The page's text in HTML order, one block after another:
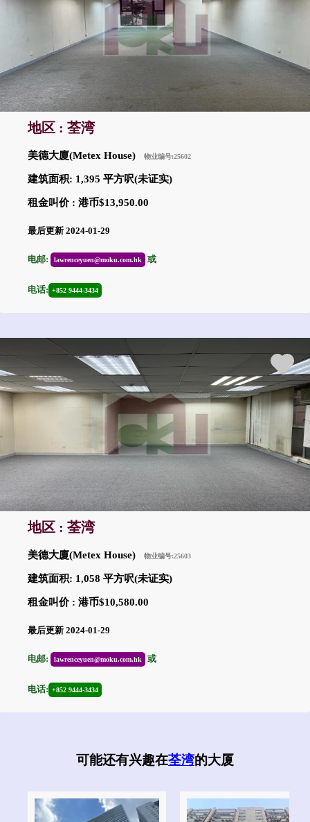
地区 : 荃湾
美德大廈(Metex House) 物业编号:25602
建筑面积: 1,395 平方呎(未证实)
租金叫价 : 港币$13,950.00
最后更新 2024-01-29
电邮: lawrenceyuen@moku.com.hk 或
电话: +852 9444-3434
地区 : 荃湾
美德大廈(Metex House) 物业编号:25603
建筑面积: 1,058 平方呎(未证实)
租金叫价 : 港币$10,580.00
最后更新 2024-01-29
电邮: lawrenceyuen@moku.com.hk 或
电话: +852 9444-3434
可能还有兴趣在荃湾的大厦